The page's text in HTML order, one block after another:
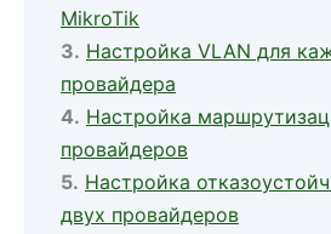
MikroTik
Настройка VLAN для
провайдера
Настройка
провайдеров
Настройка
двух провайдеров